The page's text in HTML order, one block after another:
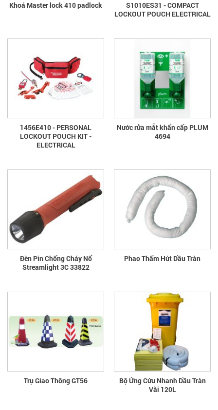
Khoá Master lock 410 padlock
S1010ES31 - COMPACT
LOCKOUT POUCH ELECTRICAL
1456E410 - PERSONAL
LOCKOUT POUCH KIT -
ELECTRICAL
Nước rửa mắt khẩn cấp PLUM
4694
Đèn Pin Chống Cháy Nổ
Streamlight 3C 33822
Phao Thấm Hút Dầu Tràn
Trụ Giao Thông GT56
Bộ Ứng Cứu Nhanh Dầu Tràn
Vãi 120L